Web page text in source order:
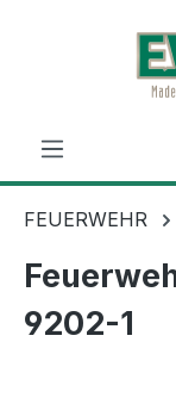
Zum Hauptinhalt
FEUERWEHR
9202-1